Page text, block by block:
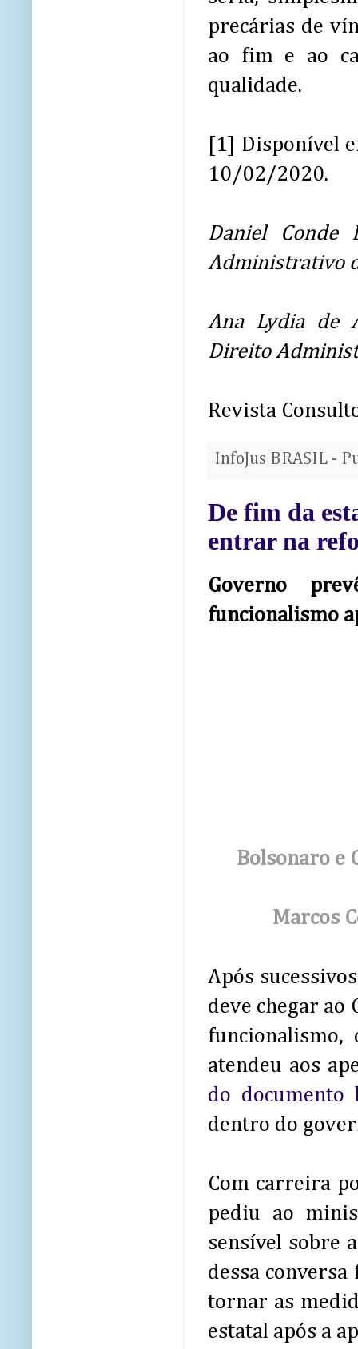
precárias de
ao fim e ao
qualidade.
[1] Disponível
10/02/2020.
Daniel Conde
Administrativo
Ana Lydia de
Direito
Revista
InfoJus BRASIL -
De fim da
entrar na
Governo
funcionalismo
Bolsonaro e
Marcos
Após
deve chegar ao
atendeu aos
do documento
dentro do
Com carreira
pediu ao
sensível sobre
dessa
tornar as
estatal após a